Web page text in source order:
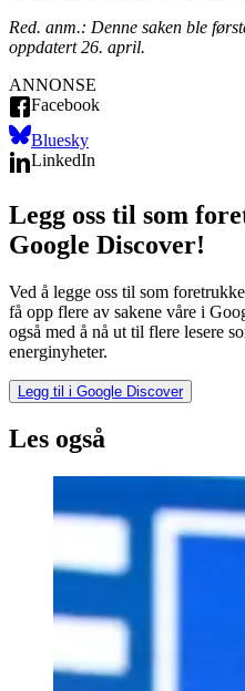
Red. anm.: Denne saken ble
oppdatert 26. april.
ANNONSE
Facebook
Bluesky
LinkedIn
Legg oss til som
Google Discover!
Ved å legge oss til som
få opp flere av sakene våre i
også med å nå ut til flere lesere
energinyheter.
Legg til i Google Discover
Les også